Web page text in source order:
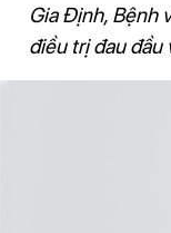
Gia Định, Bệnh
điều trị đau đầu